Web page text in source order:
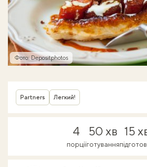
Фото: Depositphotos
Partners Легкий!
4
порції
50 хв
готування
15